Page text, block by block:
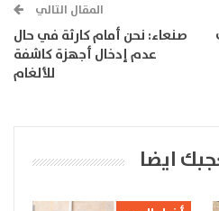
المقال التالي
صنعاء: نحن أمام كارثة في حال
عدم إدخال أجهزة كاشفة
للألغام
ايضا